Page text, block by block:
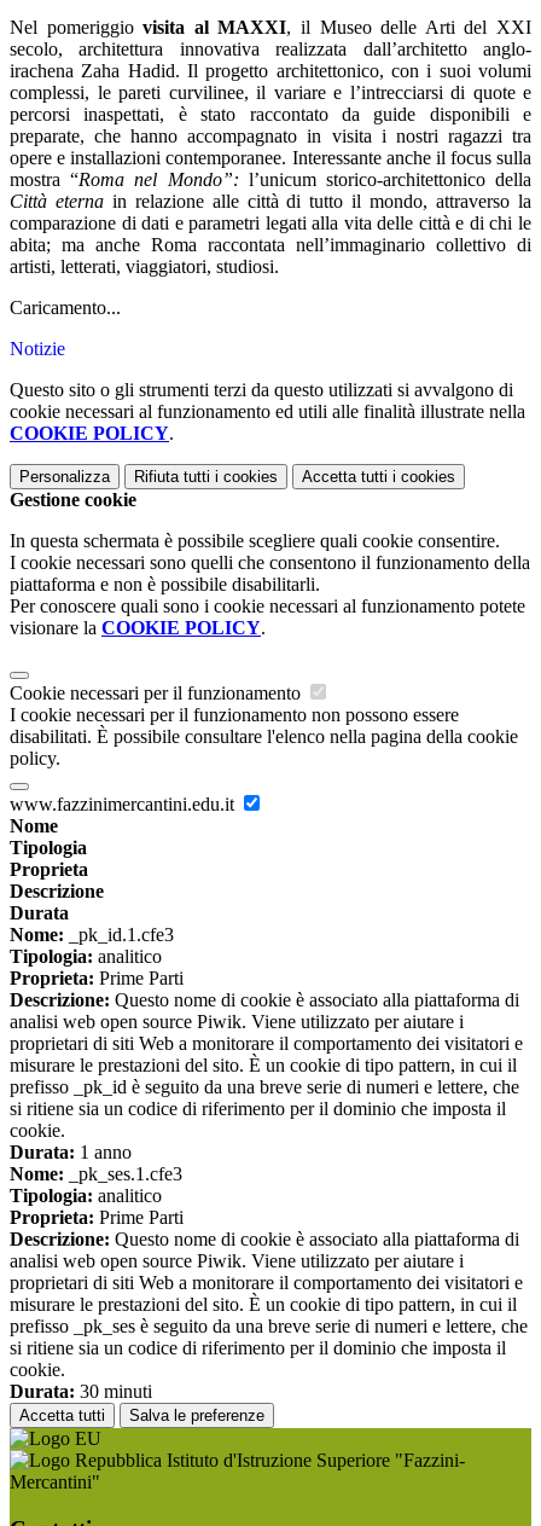
Nel pomeriggiovisita al MAXXI, il Museo delle Arti del XXI
secolo, architettura innovativa realizzata dall’architetto anglo-
irachena Zaha Hadid. Il progetto architettonico, con i suoi volumi
complessi, le pareti curvilinee, il variare e l’intrecciarsi di quote e
percorsi inaspettati, è stato raccontato da guide disponibili e
preparate, che hanno accompagnato in visita i nostri ragazzi tra
opere e installazioni contemporanee. Interessante anche il focus sulla
mostra “Roma nel Mondo”: l’unicum storico-architettonico della
Città eternain relazione alle città di tutto il mondo, attraverso la
comparazione di dati e parametri legati alla vita delle città e di chi le
abita; ma anche Roma raccontata nell’immaginario collettivo di
artisti, letterati, viaggiatori, studiosi.
Caricamento...
Notizie
Questo sito o gli strumenti terzi da questo utilizzati si avvalgono di
cookie necessari al funzionamento ed utili alle finalità illustrate nella
COOKIE POLICY.
Personalizza Rifiuta tutti i cookies Accetta tutti i cookies
Gestione cookie
In questa schermata è possibile scegliere quali cookie consentire.
I cookie necessari sono quelli che consentono il funzionamento della
piattaforma e non è possibile disabilitarli.
Per conoscere quali sono i cookie necessari al funzionamento potete
visionare la COOKIE POLICY.
Cookie necessari per il funzionamento
I cookie necessari per il funzionamento non possono essere
disabilitati. È possibile consultare l'elenco nella pagina della cookie
policy.
www.fazzinimercantini.edu.it
Nome
Tipologia
Proprieta
Descrizione
Durata
Nome: _pk_id.1.cfe3
Tipologia: analitico
Proprieta: Prime Parti
Descrizione: Questo nome di cookie è associato alla piattaforma di
analisi web open source Piwik. Viene utilizzato per aiutare i
proprietari di siti Web a monitorare il comportamento dei visitatori e
misurare le prestazioni del sito. È un cookie di tipo pattern, in cui il
prefisso _pk_id è seguito da una breve serie di numeri e lettere, che
si ritiene sia un codice di riferimento per il dominio che imposta il
cookie.
Durata: 1 anno
Nome: _pk_ses.1.cfe3
Tipologia: analitico
Proprieta: Prime Parti
Descrizione: Questo nome di cookie è associato alla piattaforma di
analisi web open source Piwik. Viene utilizzato per aiutare i
proprietari di siti Web a monitorare il comportamento dei visitatori e
misurare le prestazioni del sito. È un cookie di tipo pattern, in cui il
prefisso _pk_ses è seguito da una breve serie di numeri e lettere, che
si ritiene sia un codice di riferimento per il dominio che imposta il
cookie.
Durata: 30 minuti
Accetta tutti Salva le preferenze
Istituto d'Istruzione Superiore "Fazzini-
Mercantini"